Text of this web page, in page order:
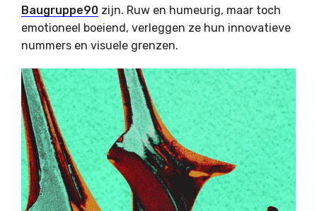
Baugruppe90 zijn. Ruw en humeurig, maar toch
emotioneel boeiend, verleggen ze hun innovatieve
nummers en visuele grenzen.